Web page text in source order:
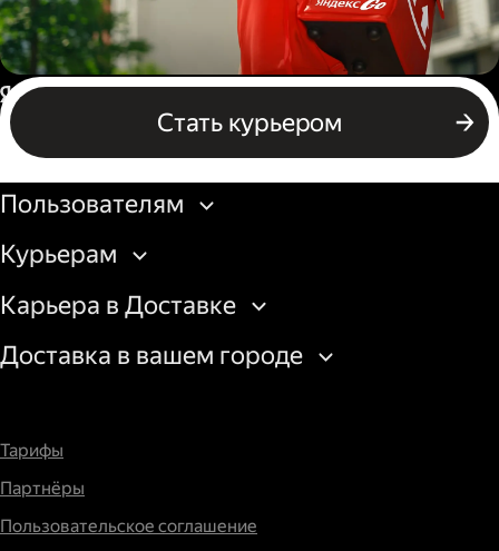
Пеший курьер
Стать курьером
Россия
Бизнесу
Пользователям
Курьерам
Карьера в Доставке
Доставка в вашем городе
Тарифы
Партнёры
Пользовательское соглашение